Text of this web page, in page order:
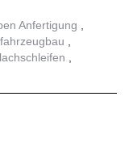
Anfertigung